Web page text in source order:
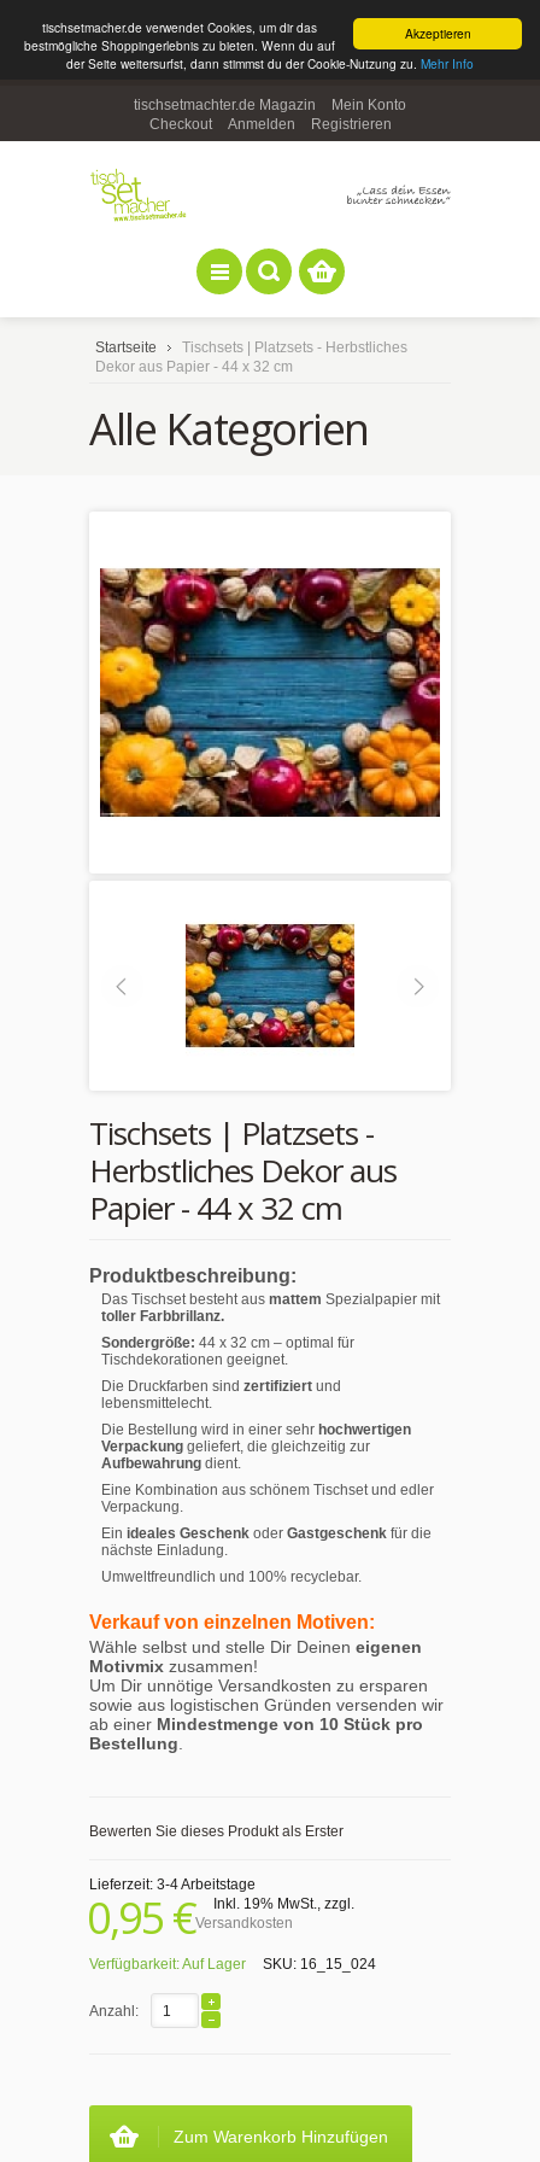
Akzeptieren
tischsetmacher.de verwendet Cookies, um dir das
bestmögliche Shoppingerlebnis zu bieten. Wenn du auf
der Seite weitersurfst, dann stimmst du der Cookie-Nutzung zu. Mehr Info
tischsetmachter.de Magazin
Mein Konto
Checkout
Anmelden Registrieren
Startseite
Tischsets | Platzsets - Herbstliches
Dekor aus Papier - 44 x 32 cm
Alle Kategorien
Tischsets | Platzsets -
Herbstliches Dekor aus
Papier - 44 x 32 cm
Produktbeschreibung:
Das Tischset besteht aus mattem Spezialpapier mit
toller Farbbrillanz.
Sondergröße: 44 x 32 cm – optimal für
Tischdekorationen geeignet.
Die Druckfarben sind zertifiziert und
lebensmittelecht.
Die Bestellung wird in einer sehr hochwertigen
Verpackung geliefert, die gleichzeitig zur
Aufbewahrung dient.
Eine Kombination aus schönem Tischset und edler
Verpackung.
Ein ideales Geschenk oder Gastgeschenk für die
nächste Einladung.
Umweltfreundlich und 100% recyclebar.
Verkauf von einzelnen Motiven:
Wähle selbst und stelle Dir Deinen eigenen
Motivmix zusammen!
Um Dir unnötige Versandkosten zu ersparen
sowie aus logistischen Gründen versenden wir
ab einer Mindestmenge von 10 Stück pro
Bestellung.
Bewerten Sie dieses Produkt als Erster
Lieferzeit: 3-4 Arbeitstage
0,95 € Inkl. 19% MwSt., zzgl.
Versandkosten
Verfügbarkeit:Auf Lager SKU: 16_15_024
Anzahl:
Zum Warenkorb Hinzufügen